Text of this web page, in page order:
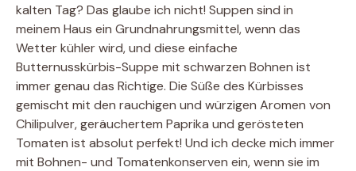
kalten Tag? Das glaube ich nicht! Suppen sind in
meinem Haus ein Grundnahrungsmittel, wenn das
Wetter kühler wird, und diese einfache
Butternusskürbis-Suppe mit schwarzen Bohnen ist
immer genau das Richtige. Die Süße des Kürbisses
gemischt mit den rauchigen und würzigen Aromen von
Chilipulver, geräuchertem Paprika und gerösteten
Tomaten ist absolut perfekt! Und ich decke mich immer
mit Bohnen- und Tomatenkonserven ein, wenn sie im